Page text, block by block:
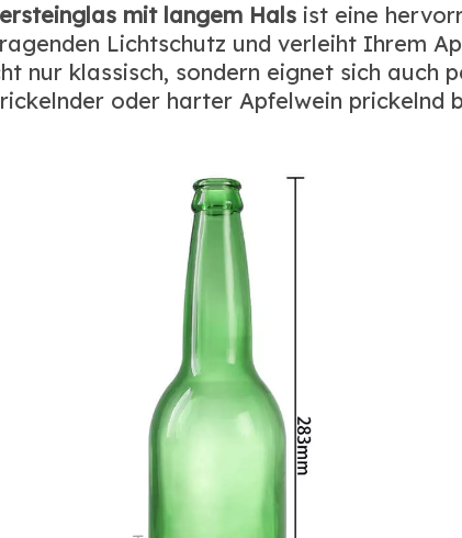
mit langem Hals ist eine
Lichtschutz und verleiht Ihrem
nur klassisch, sondern eignet sich auch
oder harter Apfelwein prickelnd